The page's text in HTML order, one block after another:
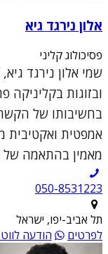
אלון נירגד גיא
פסיכולוג קליני
שמי אלון נירגד
ובזוגות בקליניקה
בחשיבותו של הקשר
אמפטית ואקטיבית
מאמין בהתאמה של
050-8531223
תל אביב-יפו, ישראל
לפרטים
הודעה